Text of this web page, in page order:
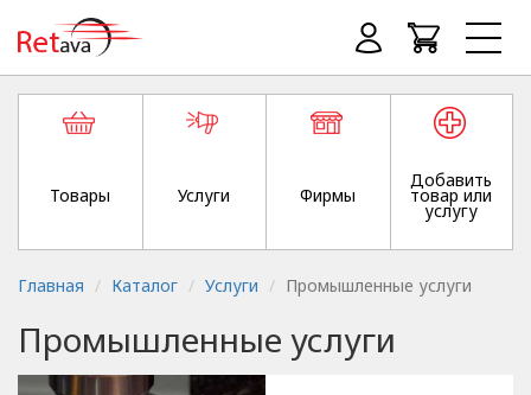
Товары Услуги Фирмы
Добавить
товар или
услугу
Главная Каталог Услуги Промышленные услуги
Промышленные услуги